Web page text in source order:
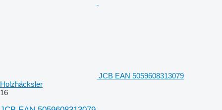
JCB EAN 5059608313079
Holzhäcksler
16